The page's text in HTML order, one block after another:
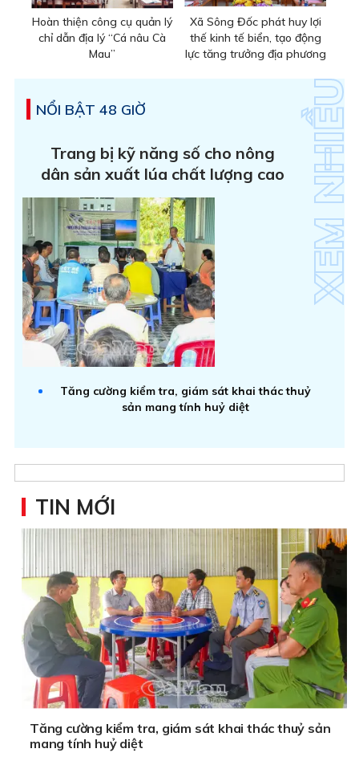
Hoàn thiện công cụ quản lý
chỉ dẫn địa lý “Cá nâu Cà
Mau”
Xã Sông Đốc phát huy lợi
thế kinh tế biển, tạo động
lực tăng trưởng địa phương
NỔI BẬT 48 GIỜ
Trang bị kỹ năng số cho nông
dân sản xuất lúa chất lượng cao
Tăng cường kiểm tra, giám sát khai thác thuỷ
sản mang tính huỷ diệt
TIN MỚI
Tăng cường kiểm tra, giám sát khai thác thuỷ sản
mang tính huỷ diệt